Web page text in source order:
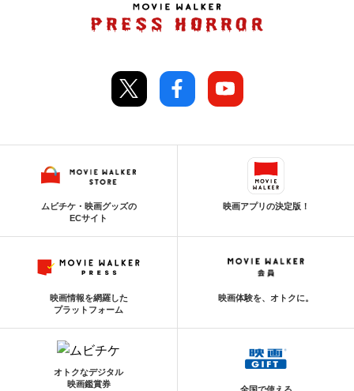
ムビチケ・映画グッズの
ECサイト
映画アプリの決定版！
映画情報を網羅した
プラットフォーム
映画体験を、オトクに。
オトクなデジタル
映画鑑賞券